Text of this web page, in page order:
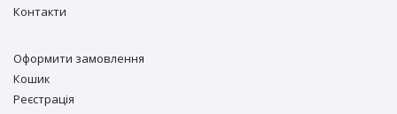
Контакти
Оформити замовлення
Кошик
Реєстрація